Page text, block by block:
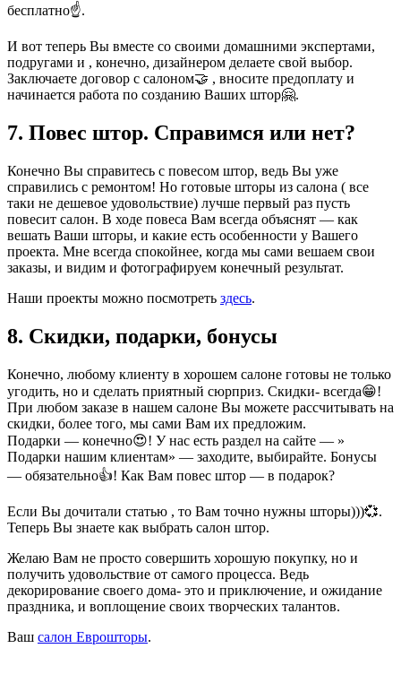
бесплатно☝️.
И вот теперь Вы вместе со своими домашними экспертами,
подругами и , конечно, дизайнером делаете свой выбор.
Заключаете договор с салоном🤝 , вносите предоплату и
начинается работа по созданию Ваших штор🤗.
7. Повес штор. Справимся или нет?
Конечно Вы справитесь с повесом штор, ведь Вы уже
справились с ремонтом! Но готовые шторы из салона ( все
таки не дешевое удовольствие) лучше первый раз пусть
повесит салон. В ходе повеса Вам всегда объяснят — как
вешать Ваши шторы, и какие есть особенности у Вашего
проекта. Мне всегда спокойнее, когда мы сами вешаем свои
заказы, и видим и фотографируем конечный результат.
Наши проекты можно посмотреть здесь.
8. Скидки, подарки, бонусы
Конечно, любому клиенту в хорошем салоне готовы не только
угодить, но и сделать приятный сюрприз. Скидки- всегда😁!
При любом заказе в нашем салоне Вы можете рассчитывать на
скидки, более того, мы сами Вам их предложим.
Подарки — конечно😍! У нас есть раздел на сайте — »
Подарки нашим клиентам» — заходите, выбирайте. Бонусы
— обязательно👍! Как Вам повес штор — в подарок?
Если Вы дочитали статью , то Вам точно нужны шторы)))💞.
Теперь Вы знаете как выбрать салон штор.
Желаю Вам не просто совершить хорошую покупку, но и
получить удовольствие от самого процесса. Ведь
декорирование своего дома- это и приключение, и ожидание
праздника, и воплощение своих творческих талантов.
Ваш салон Еврошторы.